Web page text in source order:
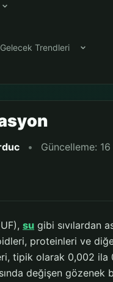
Trendleri
•
Güncelleme: 16
su gibi sıvılardan
proteinleri ve
tipik olarak 0,002 ila
değişen gözenek